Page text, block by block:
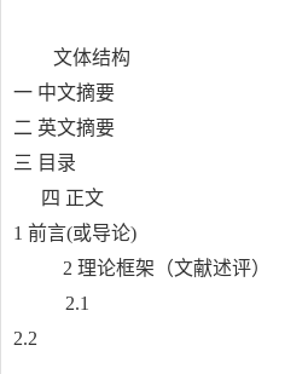
文体结构
一 中文摘要
二 英文摘要
三 目录
四 正文
1 前言(或导论)
2 理论框架（文献述评）
2.1
2.2